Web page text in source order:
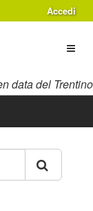
Accedi
data del Trentino